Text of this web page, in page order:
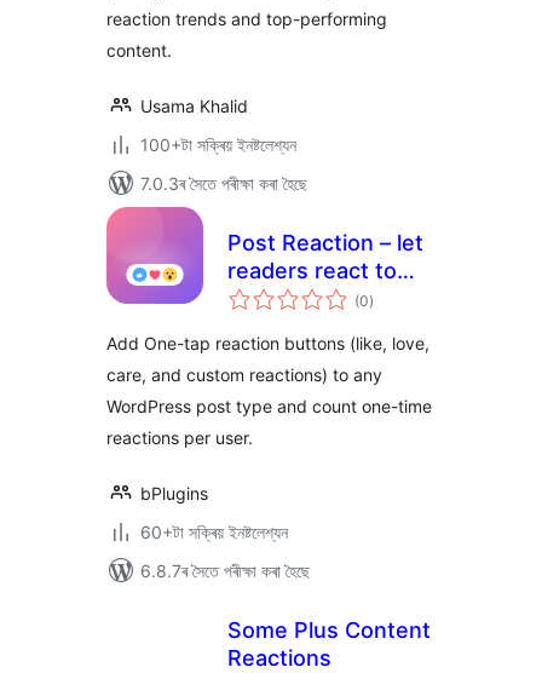
reaction trends and top-performing
content.
Usama Khalid
100+টা সক্ৰিয় ইনষ্টলেশ্যন
7.0.3ৰ সৈতে পৰীক্ষা কৰা হৈছে
Post Reaction – let
readers react to
every post
(0টা
মুঠ)
Add One-tap reaction buttons (like, love,
care, and custom reactions) to any
WordPress post type and count one-time
reactions per user.
bPlugins
60+টা সক্ৰিয় ইনষ্টলেশ্যন
6.8.7ৰ সৈতে পৰীক্ষা কৰা হৈছে
Some Plus Content
Reactions